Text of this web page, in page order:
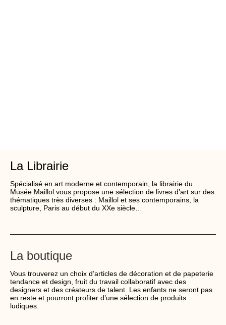
La Librairie
Spécialisé en art moderne et contemporain, la librairie du
Musée Maillol vous propose une sélection de livres d’art sur des
thématiques très diverses : Maillol et ses contemporains, la
sculpture, Paris au début du XXe siècle…
La boutique
Vous trouverez un choix d’articles de décoration et de papeterie
tendance et design, fruit du travail collaboratif avec des
designers et des créateurs de talent. Les enfants ne seront pas
en reste et pourront profiter d’une sélection de produits
ludiques.